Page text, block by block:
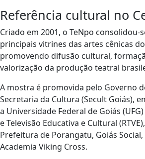
Referência cultural no
Criado em 2001, o TeNpo consolidou-
principais vitrines das artes cênicas
promovendo difusão cultural,
valorização da produção teatral
A mostra é promovida pelo Governo
Secretaria da Cultura (Secult Goiás),
a Universidade Federal de Goiás
e Televisão Educativa e Cultural
Prefeitura de Porangatu, Goiás Social,
Academia Viking Cross.